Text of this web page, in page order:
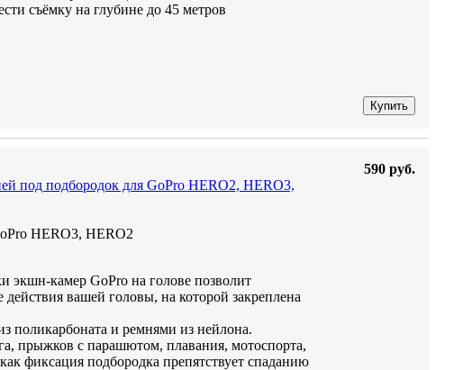
съёмку на глубине до 45 метров
Купить
под подбородок для GoPro HERO2, HERO3,
HERO3, HERO2
экшн-камер GoPro на голове позволит
действия вашей головы, на которой закреплена
поликарбоната и ремнями из нейлона.
прыжков с парашютом, плавания, мотоспорта,
фиксация подбородка препятствует спаданию
590 руб.